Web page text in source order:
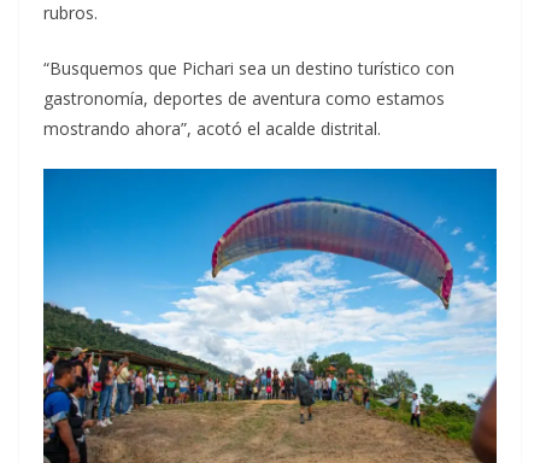
rubros.
“Busquemos que Pichari sea un destino turístico con
gastronomía, deportes de aventura como estamos
mostrando ahora”, acotó el acalde distrital.